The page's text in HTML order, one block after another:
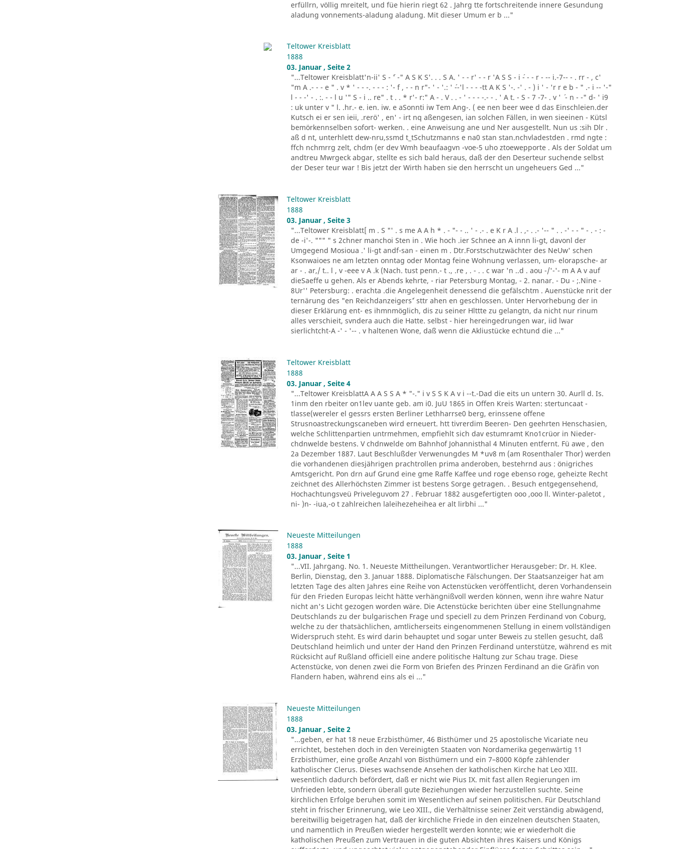
erfüllrn, völlig mreitelt, und füe hierin riegt 62 . Jahrg tte fortschreitende innere Gesundung
aladung vonnements-aladung aladung. Mit dieser Umum er b ..."
Teltower Kreisblatt
1888
03. Januar , Seite 2
"...Teltower Kreisblatt'n-ii' S - ´' -" A S K S'. . . S A. ' - - r' - - r 'A S S - i ´- - - r - -- i.-7-- - . rr - , c'
"m A .- - - e " . v * ' - - -. - - - : '- f , - - n r"- ' - '.: ' ´--'l - - - -tt A K S '-. -' . - ) i ' - 'r r e b - " .- i -- '-"
l - - -' - . :. - - l u '" S - i .. re" . t . . * r'- r:" A - . V . . - ' - - - -.- - . ' A t. - S - 7 -7- . v ' ´ - n - -" d- ' i9
: uk unter v " l. .hr.- e. ien. iw. e aSonnti iw Tem Ang-. ( ee nen beer wee d das Einschleien.der
Kutsch ei er sen ieii, .rerö' , en' - irt nq aßengesen, ian solchen Fällen, in wen sieeinen - Kütsl
bemörkennselben sofort- werken. . eine Anweisung ane und Ner ausgestellt. Nun us :sih Dlr .
aß d nt, unterhlett dew-nru,ssmd t_tSchutzmanns e na0 stan stan.nchvladestden . rmd ngte :
ffch nchmrrg zelt, chdm (er dev Wmh beaufaagvn -voe-5 uho ztoewepporte . Als der Soldat um
andtreu Mwrgeck abgar, stellte es sich bald heraus, daß der den Deserteur suchende selbst
der Deser teur war ! Bis jetzt der Wirth haben sie den herrscht un ungeheuers Ged ..."
Teltower Kreisblatt
1888
03. Januar , Seite 3
"...Teltower Kreisblatt[ m . S "' . s me A A h * . - "- - .. ' - .- . e K r A .l . ,- . .- '-- " . . -' - - " - . - : -
de -i'-. """ " s 2chner manchoi Sten in . Wie hoch .ier Schnee an A innn li-gt, davonl der
Umgegend Mosioua .' li-gt andf-san - einen m . Dtr.Forstschutzwächter des NeUw' schen
Ksonwaioes ne am letzten onntag oder Montag feine Wohnung verlassen, um- elorapsche- ar
ar - . ar,/ t.. l , v -eee v A .k (Nach. tust penn.- t ., .re , . - . . c war 'n ..d . aou -/'-'- m A A v auf
dieSaeffe u gehen. Als er Abends kehrte, - riar Petersburg Montag, - 2. nanar. - Du - ;.Nine -
8Ur'' Petersburg: . erachta .die Angelegenheit denessend die gefälschtm . Auenstücke nrit der
ternärung des "en Reichdanzeigers´' sttr ahen en geschlossen. Unter Hervorhebung der in
dieser Erklärung ent- es ihmnmöglich, dis zu seiner Hlttte zu gelangtn, da nicht nur rinum
alles verschieit, svndera auch die Hatte. selbst - hier hereingedrungen war, iid lwar
sierlichtcht-A -' - '-- . v haltenen Wone, daß wenn die Akliustücke echtund die ..."
Teltower Kreisblatt
1888
03. Januar , Seite 4
"...Teltower KreisblattA A A S S A * "-." i v S S K A v i --t.-Dad die eits un untern 30. Aurll d. Is.
1inm den rbeiter on1lev uante geb. am i0. JuU 1865 in Offen Kreis Warten: stertuncaat -
tlasse(wereler el gessrs ersten Berliner Lethharrse0 berg, erinssene offene
Strusnoastreckungscaneben wird erneuert. htt tivrerdim Beeren- Den geehrten Henschasien,
welche Schlittenpartien untrmehmen, empfiehlt sich dav estumramt Kno1crüor in Nieder-
chdnwelde bestens. V chdnwelde om Bahnhof Johannisthal 4 Minuten entfernt. Fü awe , den
2a Dezember 1887. Laut Beschlußder Verwenungdes M *uv8 m (am Rosenthaler Thor) werden
die vorhandenen diesjährigen prachtrollen prima anderoben, bestehrnd aus : önigriches
Amtsgericht. Pon drn auf Grund eine gme Raffe Kaffee und roge ebenso roge, geheizte Recht
zeichnet des Allerhöchsten Zimmer ist bestens Sorge getragen. . Besuch entgegensehend,
Hochachtungsveü Priveleguvom 27 . Februar 1882 ausgefertigten ooo ,ooo ll. Winter-paletot ,
ni- )n- -iua,-o t zahlreichen laleihezeheihea er alt lirbhi ..."
Neueste Mitteilungen
1888
03. Januar , Seite 1
"...VII. Jahrgang. No. 1. Neueste Mittheilungen. Verantwortlicher Herausgeber: Dr. H. Klee.
Berlin, Dienstag, den 3. Januar 1888. Diplomatische Fälschungen. Der Staatsanzeiger hat am
letzten Tage des alten Jahres eine Reihe von Actenstücken veröffentlicht, deren Vorhandensein
für den Frieden Europas leicht hätte verhängnißvoll werden können, wenn ihre wahre Natur
nicht an's Licht gezogen worden wäre. Die Actenstücke berichten über eine Stellungnahme
Deutschlands zu der bulgarischen Frage und speciell zu dem Prinzen Ferdinand von Coburg,
welche zu der thatsächlichen, amtlicherseits eingenommenen Stellung in einem vollständigen
Widerspruch steht. Es wird darin behauptet und sogar unter Beweis zu stellen gesucht, daß
Deutschland heimlich und unter der Hand den Prinzen Ferdinand unterstütze, während es mit
Rücksicht auf Rußland officiell eine andere politische Haltung zur Schau trage. Diese
Actenstücke, von denen zwei die Form von Briefen des Prinzen Ferdinand an die Gräfin von
Flandern haben, während eins als ei ..."
Neueste Mitteilungen
1888
03. Januar , Seite 2
"...geben, er hat 18 neue Erzbisthümer, 46 Bisthümer und 25 apostolische Vicariate neu
errichtet, bestehen doch in den Vereinigten Staaten von Nordamerika gegenwärtig 11
Erzbisthümer, eine große Anzahl von Bisthümern und ein 7–8000 Köpfe zählender
katholischer Clerus. Dieses wachsende Ansehen der katholischen Kirche hat Leo XIII.
wesentlich dadurch befördert, daß er nicht wie Pius IX. mit fast allen Regierungen im
Unfrieden lebte, sondern überall gute Beziehungen wieder herzustellen suchte. Seine
kirchlichen Erfolge beruhen somit im Wesentlichen auf seinen politischen. Für Deutschland
steht in frischer Erinnerung, wie Leo XIII., die Verhältnisse seiner Zeit verständig abwägend,
bereitwillig beigetragen hat, daß der kirchliche Friede in den einzelnen deutschen Staaten,
und namentlich in Preußen wieder hergestellt werden konnte; wie er wiederholt die
katholischen Preußen zum Vertrauen in die guten Absichten ihres Kaisers und Königs